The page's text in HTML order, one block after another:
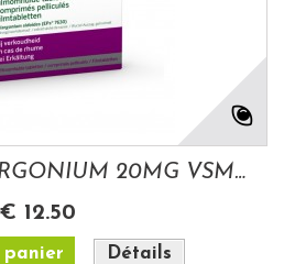
KALOBAN PELARGONIUM 20MG VSM 21 COMPRIMES...
€ 12.50
Détails